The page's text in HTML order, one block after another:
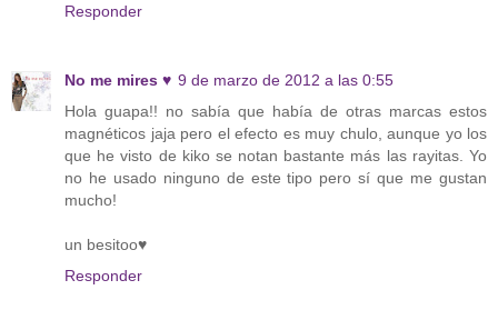
Responder
No me mires ♥ 9 de marzo de 2012 a las 0:55
Hola guapa!! no sabía que había de otras marcas estos
magnéticos jaja pero el efecto es muy chulo, aunque yo los
que he visto de kiko se notan bastante más las rayitas. Yo
no he usado ninguno de este tipo pero sí que me gustan
mucho!
un besitoo♥
Responder